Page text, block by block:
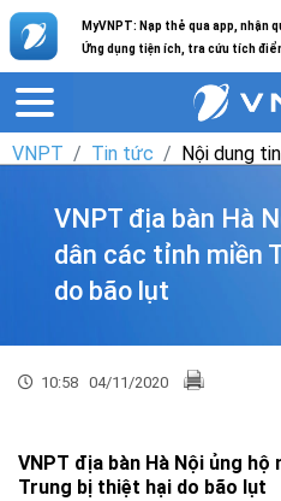
MyVNPT: Nạp thẻ qua app, nhận
Ứng dụng tiện ích, tra cứu tích
VNPT Tin tức Nội dung tin
VNPT địa bàn Hà
dân các tỉnh miền
do bão lụt
10:58 04/11/2020
VNPT địa bàn Hà Nội ủng hộ
Trung bị thiệt hại do bão lụt